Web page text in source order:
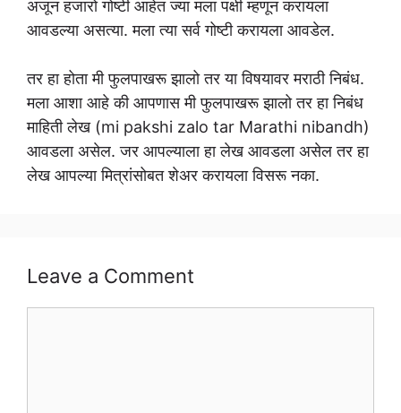
अजून हजारो गोष्टी आहेत ज्या मला पक्षी म्हणून करायला
आवडल्या असत्या. मला त्या सर्व गोष्टी करायला आवडेल.
तर हा होता मी फुलपाखरू झालो तर या विषयावर मराठी निबंध.
मला आशा आहे की आपणास मी फुलपाखरू झालो तर हा निबंध
माहिती लेख (mi pakshi zalo tar Marathi nibandh)
आवडला असेल. जर आपल्याला हा लेख आवडला असेल तर हा
लेख आपल्या मित्रांसोबत शेअर करायला विसरू नका.
Leave a Comment